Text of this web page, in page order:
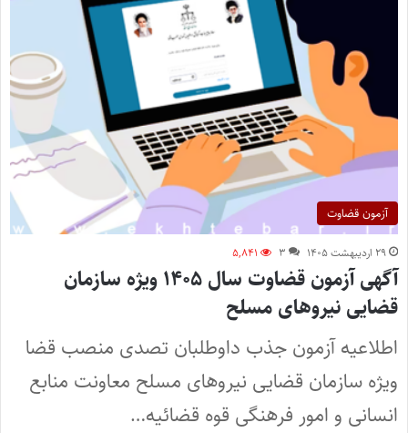
آزمون قضاوت
۲۹ اردیبهشت ۱۴۰۵ ۳ ۵,۸۴۱
آگهی آزمون قضاوت سال ۱۴۰۵ ویژه سازمان
قضایی نیروهای مسلح
اطلاعیه آزمون جذب داوطلبان تصدی منصب قضا
ویژه سازمان قضایی نیروهای مسلح معاونت منابع
انسانی و امور فرهنگی قوه قضائیه…